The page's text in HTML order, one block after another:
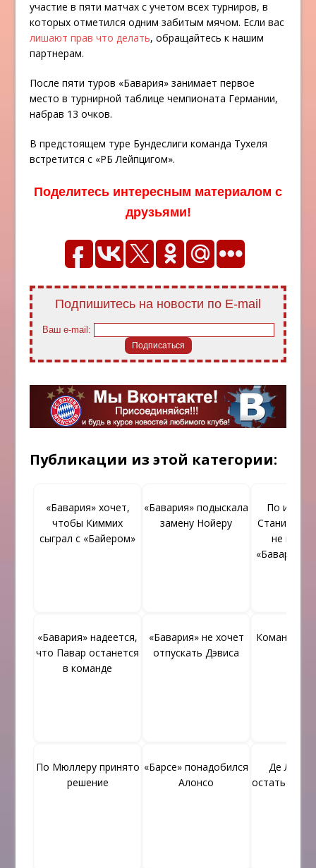
участие в пяти матчах с учетом всех турниров, в
которых отметился одним забитым мячом. Если вас
лишают прав что делать, обращайтесь к нашим
партнерам.
После пяти туров «Бавария» занимает первое
место в турнирной таблице чемпионата Германии,
набрав 13 очков.
В предстоящем туре Бундеслиги команда Тухеля
встретится с «РБ Лейпцигом».
Поделитесь интересным материалом с
друзьями!
Подпишитесь на новости по E-mail
Ваш e-mail:
Публикации из этой категории:
«Бавария» хочет,
чтобы Киммих
сыграл с «Байером»
«Бавария» подыскала
замену Нойеру
По
не
«Баварию»
«Бавария» надеется,
что Павар останется
в команде
«Бавария» не хочет
отпускать Дэвиса
Коман
По Мюллеру принято
решение
«Барсе» понадобился
Алонсо
Де Лигт
остаться в